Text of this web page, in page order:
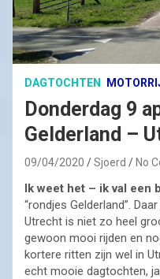
DAGTOCHTEN
Donderdag 9
Gelderland –
09/04/2020 Sjoerd No
Ik weet het – ik val een
“rondjes Gelderland”.
Utrecht is niet zo heel
gewoon mooi rijden en
kortere ritten zijn wel in
echt mooie dagtochten,